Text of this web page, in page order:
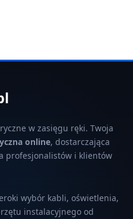
w zasięgu ręki. Twoja
online, dostarczająca
profesjonalistów i klientów
wybór kabli, oświetlenia,
instalacyjnego od